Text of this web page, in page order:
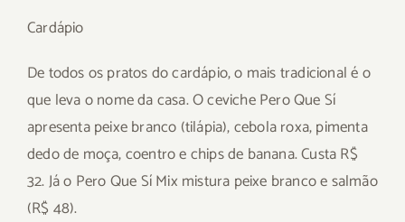
Cardápio
De todos os pratos do cardápio, o mais tradicional é o
que leva o nome da casa. O ceviche Pero Que Sí
apresenta peixe branco (tilápia), cebola roxa, pimenta
dedo de moça, coentro e chips de banana. Custa R$
32. Já o Pero Que Sí Mix mistura peixe branco e salmão
(R$ 48).